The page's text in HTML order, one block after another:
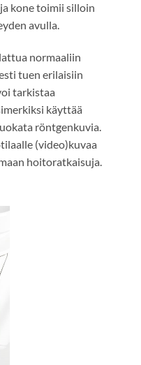
kone toimii silloin
avulla.
normaaliin
tuen erilaisiin
tarkistaa
käyttää
röntgenkuvia.
(video)kuvaa
hoitoratkaisuja.